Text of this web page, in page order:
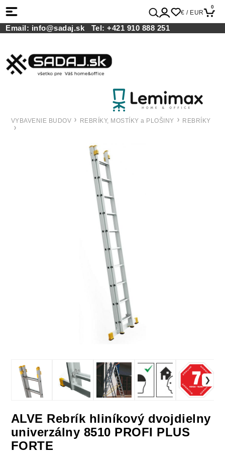
€ / EUR
0
Email: info@sadaj.sk Tel:+421 910 888 251
VYBAVENIE BUDOV REBRÍKY, MOSTÍKY a PLOŠINY REBRÍKY
ALVE Rebrík hliníkový dvojdielny
univerzálny 8510 PROFI PLUS
FORTE